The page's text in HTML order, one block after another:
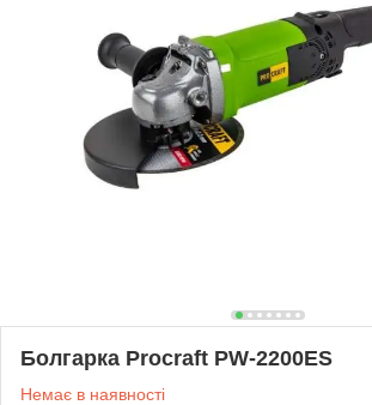
Болгарка Procraft PW-2200ES
Немає в наявності